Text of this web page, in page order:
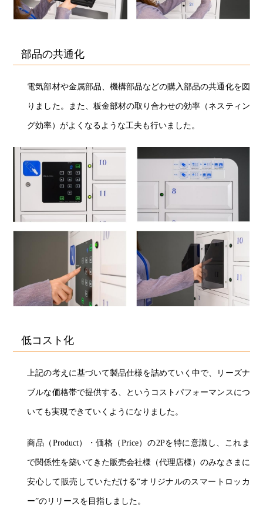
部品の共通化
電気部材や金属部品、機構部品などの購入部品の共通化を図
りました。また、板金部材の取り合わせの効率（ネスティン
グ効率）がよくなるような工夫も行いました。
低コスト化
上記の考えに基づいて製品仕様を詰めていく中で、リーズナ
ブルな価格帯で提供する、というコストパフォーマンスにつ
いても実現できていくようになりました。
商品（Product）・価格（Price）の2Pを特に意識し、これま
で関係性を築いてきた販売会社様（代理店様）のみなさまに
安心して販売していただける“オリジナルのスマートロッカ
ー”のリリースを目指しました。